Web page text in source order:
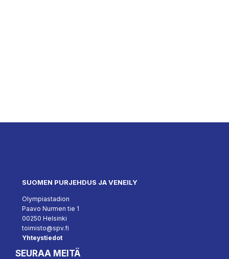
SUOMEN PURJEHDUS JA VENEILY
Olympiastadion
Paavo Nurmen tie 1
00250 Helsinki
toimisto@spv.fi
Yhteystiedot
SEURAA MEITÄ